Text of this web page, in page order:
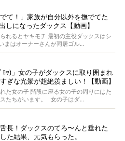
でて！」家族が自分以外を撫でてた
しになったダックス【動画】
れるとヤキモチ 最初の主役ダックスはシ
まはオーナーさんが同居ゴル...
ﾛｯ)」女の子がダックスに取り囲まれ
ぎな光景が超絶羨ましい！【動画】
た女の子 階段に座る女の子の周りにはた
たちがいます。 女の子はダ...
長！ダックスのてろ〜んと垂れた
た結果、元気もらった。